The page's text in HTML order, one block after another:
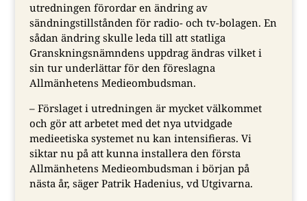
utredningen förordar en ändring av
sändningstillstånden för radio- och tv-bolagen. En
sådan ändring skulle leda till att statliga
Granskningsnämndens uppdrag ändras vilket i
sin tur underlättar för den föreslagna
Allmänhetens Medieombudsman.
– Förslaget i utredningen är mycket välkommet
och gör att arbetet med det nya utvidgade
medieetiska systemet nu kan intensifieras. Vi
siktar nu på att kunna installera den första
Allmänhetens Medieombudsman i början på
nästa år, säger Patrik Hadenius, vd Utgivarna.